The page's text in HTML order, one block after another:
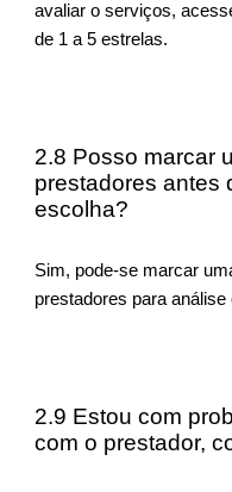
avaliar o serviços,
de 1 a 5 estrelas.
2.8 Posso marcar
prestadores antes
escolha?
Sim, pode-se marcar
prestadores para
2.9 Estou com
com o prestador,